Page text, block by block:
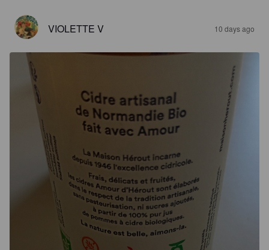
VIOLETTE V 10 days ago